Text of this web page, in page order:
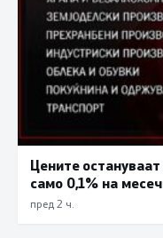
Цените
само 0,1% на
пред 2 ч.